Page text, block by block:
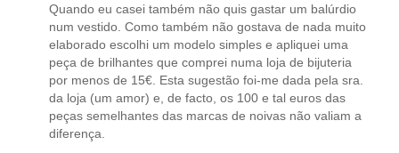
Quando eu casei também não quis gastar um balúrdio
num vestido. Como também não gostava de nada muito
elaborado escolhi um modelo simples e apliquei uma
peça de brilhantes que comprei numa loja de bijuteria
por menos de 15€. Esta sugestão foi-me dada pela sra.
da loja (um amor) e, de facto, os 100 e tal euros das
peças semelhantes das marcas de noivas não valiam a
diferença.